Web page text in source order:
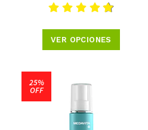
VER OPCIONES
25%
OFF